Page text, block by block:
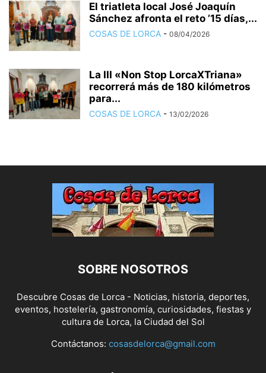
El triatleta local José Joaquín
Sánchez afronta el reto ’15 días,...
COSAS DE LORCA - 08/04/2026
La III «Non Stop LorcaXTriana»
recorrerá más de 180 kilómetros
para...
COSAS DE LORCA - 13/02/2026
SOBRE NOSOTROS
Descubre Cosas de Lorca - Noticias, historia, deportes,
eventos, hostelería, gastronomía, curiosidades, fiestas y
cultura de Lorca, la Ciudad del Sol
Contáctanos: cosasdelorca@gmail.com